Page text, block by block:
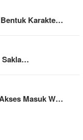
Karakte…
Sakla…
Masuk W…